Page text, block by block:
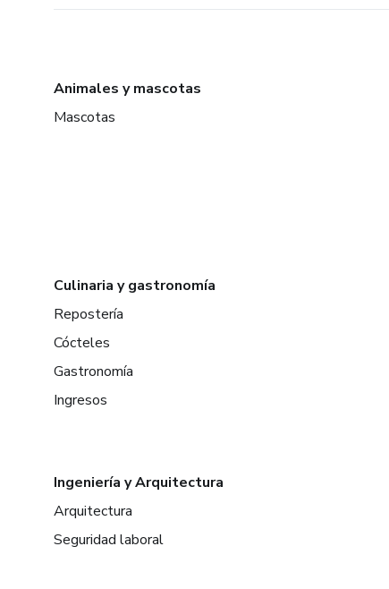
Animales y mascotas
Mascotas
Culinaria y gastronomía
Repostería
Cócteles
Gastronomía
Ingresos
Ingeniería y Arquitectura
Arquitectura
Seguridad laboral